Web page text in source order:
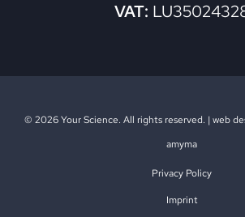
VAT:
© 2026 Your Science. All rights reserved. |web
amyma
Privacy Policy
Imprint